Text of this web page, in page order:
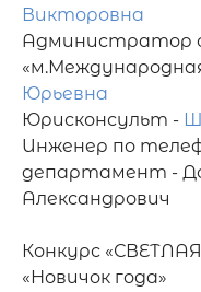
Викторовна
Администратор
Юрьевна
Юрисконсульт -
Инженер по
департамент -
Александрович
Конкурс
«Новичок года»